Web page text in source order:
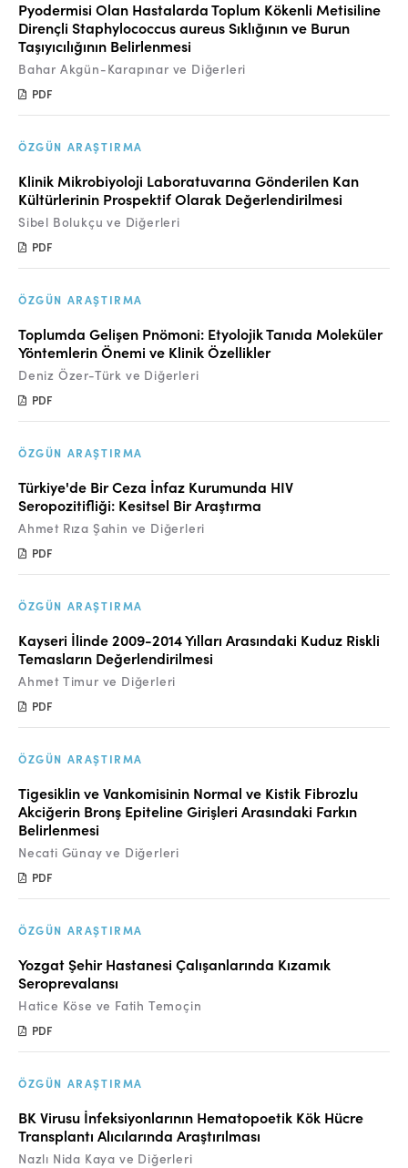
Pyodermisi Olan Hastalarda Toplum Kökenli Metisiline
Dirençli Staphylococcus aureus Sıklığının ve Burun
Taşıyıcılığının Belirlenmesi
Bahar Akgün-Karapınar ve Diğerleri
PDF
ÖZGÜN ARAŞTIRMA
Klinik Mikrobiyoloji Laboratuvarına Gönderilen Kan
Kültürlerinin Prospektif Olarak Değerlendirilmesi
Sibel Bolukçu ve Diğerleri
PDF
ÖZGÜN ARAŞTIRMA
Toplumda Gelişen Pnömoni: Etyolojik Tanıda Moleküler
Yöntemlerin Önemi ve Klinik Özellikler
Deniz Özer-Türk ve Diğerleri
PDF
ÖZGÜN ARAŞTIRMA
Türkiye'de Bir Ceza İnfaz Kurumunda HIV
Seropozitifliği: Kesitsel Bir Araştırma
Ahmet Rıza Şahin ve Diğerleri
PDF
ÖZGÜN ARAŞTIRMA
Kayseri İlinde 2009-2014 Yılları Arasındaki Kuduz Riskli
Temasların Değerlendirilmesi
Ahmet Timur ve Diğerleri
PDF
ÖZGÜN ARAŞTIRMA
Tigesiklin ve Vankomisinin Normal ve Kistik Fibrozlu
Akciğerin Bronş Epiteline Girişleri Arasındaki Farkın
Belirlenmesi
Necati Günay ve Diğerleri
PDF
ÖZGÜN ARAŞTIRMA
Yozgat Şehir Hastanesi Çalışanlarında Kızamık
Seroprevalansı
Hatice Köse ve Fatih Temoçin
PDF
ÖZGÜN ARAŞTIRMA
BK Virusu İnfeksiyonlarının Hematopoetik Kök Hücre
Transplantı Alıcılarında Araştırılması
Nazlı Nida Kaya ve Diğerleri